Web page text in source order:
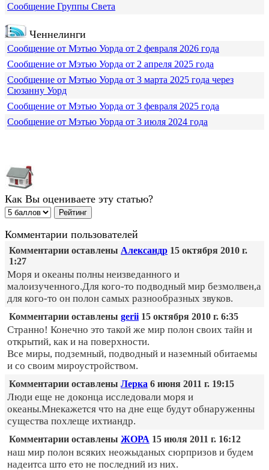
Сообщение Группы Света
Ченнелинги
Сообщение от Мэтью Уорда от 2 февраля 2026 года
Сообщение от Мэтью Уорда от 2 апреля 2025 года
Сообщение от Мэтью Уорда от 3 марта 2025 года через
Сюзанну Уорд
Сообщение от Мэтью Уорда от 3 февраля 2025 года
Сообщение от Мэтью Уорда от 3 июля 2024 года
Как Вы оцениваете эту статью?
Комментарии пользователей
Комментарии оставлены Александр 15 октября 2010 г.
1:27
Моря и океаны полны неизведанного и
малоизученного.Для кого-то подводный мир безмолвен,а
для кого-то он полон самых разнообразных звуков.
Комментарии оставлены gerii 15 октября 2010 г. 6:35
Странно! Конечно это такой же мир полон своих тайн и
открытий, как и на поверхности.
Все миры, подземный, подводный и наземный обитаемы
и со своим мироустройством.
Комментарии оставлены Лерка 6 июня 2011 г. 19:15
Люди еще не доконца исследовали моря и
океаны.Мнекажется что на дне еще будут обнаруженны
существа похлеще ихтиандр.
Комментарии оставлены ЖОРА 15 июля 2011 г. 16:12
наш мир полон всяких неожыданых сюрпризов и будем
надеитса што ето не последний из них.